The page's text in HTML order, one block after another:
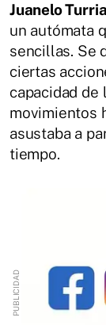
Juanelo
un autómata
sencillas. Se
ciertas
capacidad de
movimientos
asustaba a
tiempo.